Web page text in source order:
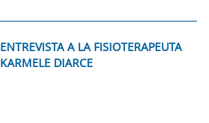
ENTREVISTA A LA FISIOTERAPEUTA
KARMELE DIARCE